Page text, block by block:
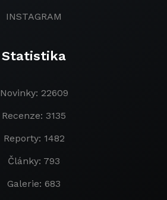
INSTAGRAM
Statistika
Novinky: 22609
Recenze: 3135
Reporty: 1482
Články: 793
Galerie: 683